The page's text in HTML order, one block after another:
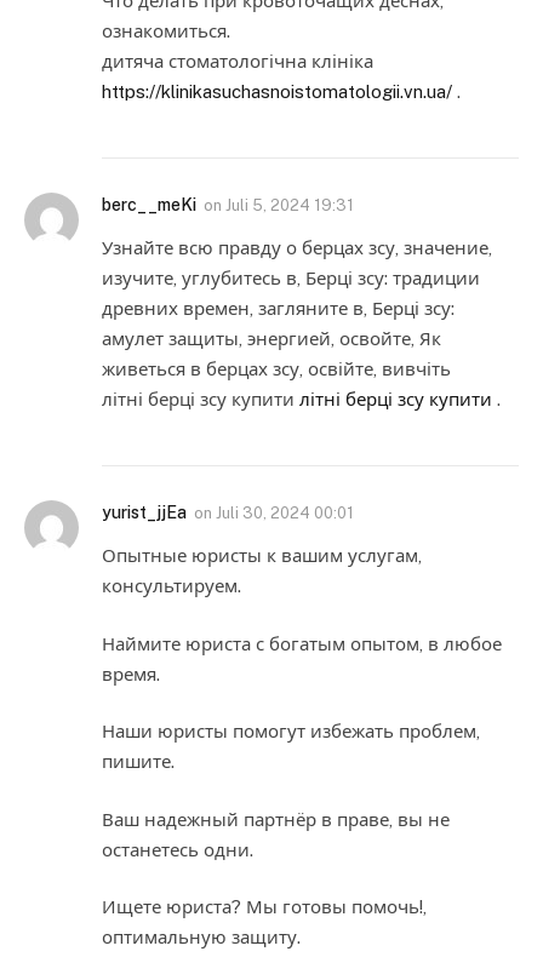
ознакомиться.
дитяча стоматологічна клініка
https://klinikasuchasnoistomatologii.vn.ua/ .
berc__meKi on Juli 5, 2024 19:31
Узнайте всю правду о берцах зсу, значение,
изучите, углубитесь в, Берці зсу: традиции
древних времен, загляните в, Берці зсу:
амулет защиты, энергией, освойте, Як
живеться в берцах зсу, освійте, вивчіть
літні берці зсу купити літні берці зсу купити .
yurist_jjEa on Juli 30, 2024 00:01
Опытные юристы к вашим услугам,
консультируем.
Наймите юриста с богатым опытом, в любое
время.
Наши юристы помогут избежать проблем,
пишите.
Ваш надежный партнёр в праве, вы не
останетесь одни.
Ищете юриста? Мы готовы помочь!,
оптимальную защиту.